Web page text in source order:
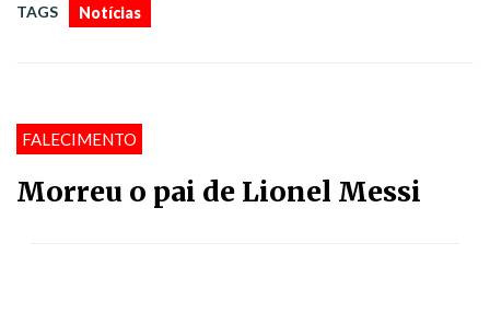
TAGS Notícias
FALECIMENTO
Morreu o pai de Lionel Messi